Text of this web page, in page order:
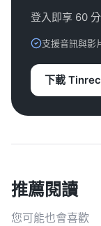
登入即享 60
支援音訊與影
下載
推薦閱讀
您可能也會喜歡